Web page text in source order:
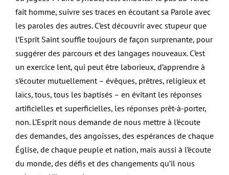
fait homme, suivre ses traces en écoutant sa Parole avec
les paroles des autres. C’est découvrir avec stupeur que
l’Esprit Saint souffle toujours de façon surprenante, pour
suggérer des parcours et des langages nouveaux. C’est
un exercice lent, qui peut être laborieux, d’apprendre à
s’écouter mutuellement – évêques, prêtres, religieux et
laïcs, tous, tous les baptisés – en évitant les réponses
artificielles et superficielles, les réponses prêt-à-porter,
non. L’Esprit nous demande de nous mettre à l’écoute
des demandes, des angoisses, des espérances de chaque
Église, de chaque peuple et nation, mais aussi à l’écoute
du monde, des défis et des changements qu’il nous